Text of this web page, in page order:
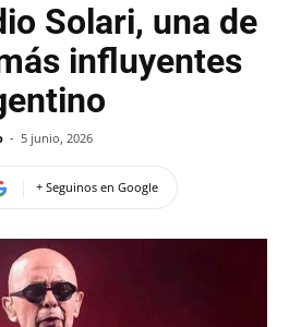
Solari, una de
influyentes
- 5 junio, 2026
+ Seguinos en Google